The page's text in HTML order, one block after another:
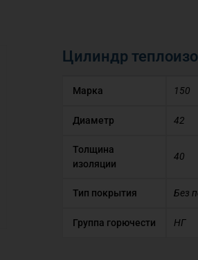
Цилиндр
Марка 150
Диаметр 42
Толщина
изоляции
40
Тип покрытия Без
Группа горючести НГ